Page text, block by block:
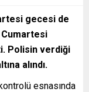
gecesi de
Cumartesi
Polisin verdiği
alındı.
esnasında